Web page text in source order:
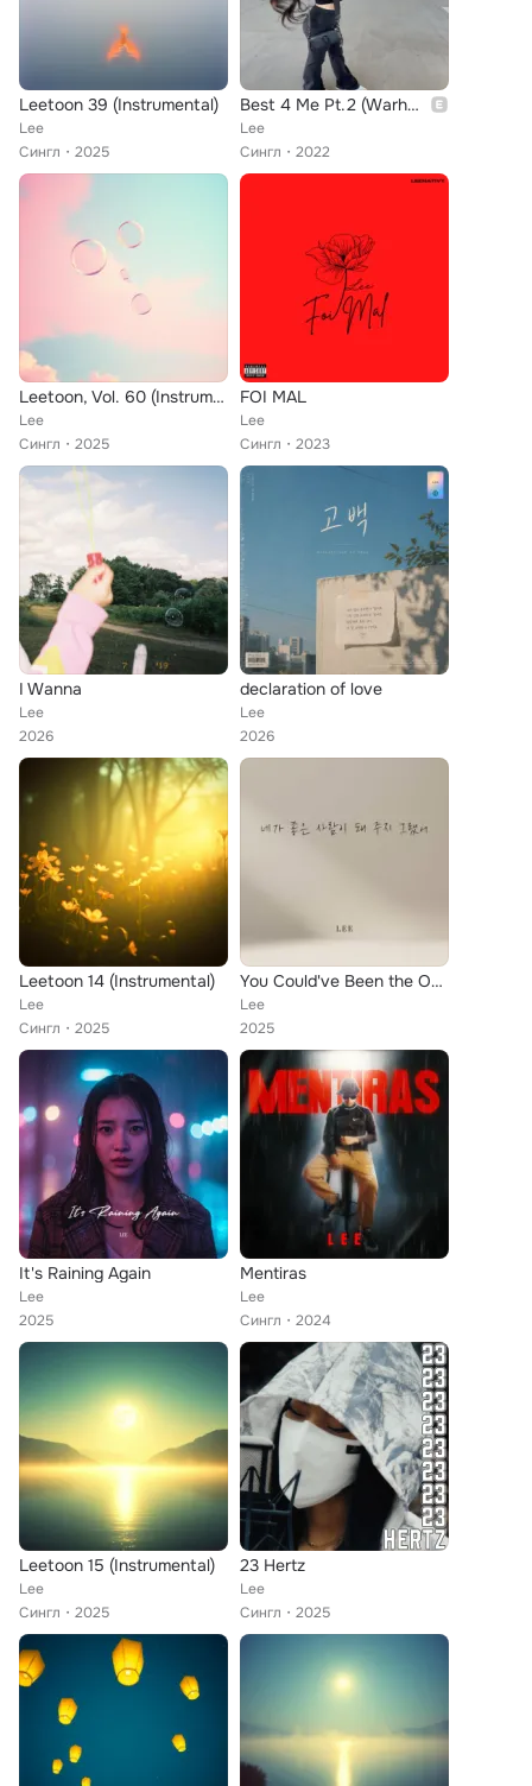
Leetoon 39 (Instrumental)
Lee
Сингл
2025
Best 4 Me Pt.2 (Warheart)
Lee
Сингл
2022
Leetoon, Vol. 60 (Instrumental)
Lee
Сингл
2025
FOI MAL
Lee
Сингл
2023
I Wanna
Lee
2026
declaration of love
Lee
2026
Leetoon 14 (Instrumental)
Lee
Сингл
2025
You Could've Been the One
Lee
2025
It's Raining Again
Lee
2025
Mentiras
Lee
Сингл
2024
Leetoon 15 (Instrumental)
Lee
Сингл
2025
23 Hertz
Lee
Сингл
2025